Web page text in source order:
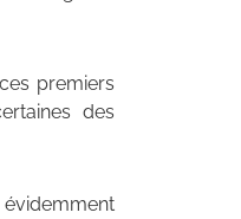
premiers
des